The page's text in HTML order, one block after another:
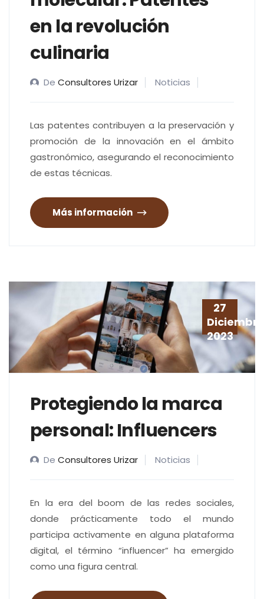
en la revolución
culinaria
De Consultores Urizar Noticias
Las patentes contribuyen a la preservación y
promoción de la innovación en el ámbito
gastronómico, asegurando el reconocimiento
de estas técnicas.
Más información
27
Diciembre
2023
Protegiendo la marca
personal: Influencers
De Consultores Urizar Noticias
En la era del boom de las redes sociales,
donde prácticamente todo el mundo
participa activamente en alguna plataforma
digital, el término “influencer” ha emergido
como una figura central.